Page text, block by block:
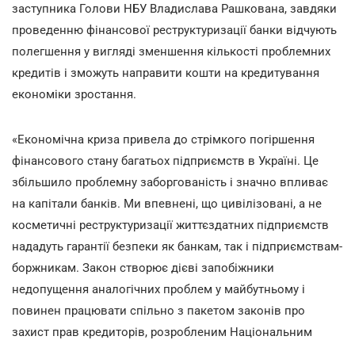
заступника Голови НБУ Владислава Рашкована, завдяки
проведенню фінансової реструктуризації банки відчують
полегшення у вигляді зменшення кількості проблемних
кредитів і зможуть направити кошти на кредитування
економіки зростання.
«Економічна криза привела до стрімкого погіршення
фінансового стану багатьох підприємств в Україні. Це
збільшило проблемну заборгованість і значно впливає
на капітали банків. Ми впевнені, що цивілізовані, а не
косметичні реструктуризації життєздатних підприємств
нададуть гарантії безпеки як банкам, так і підприємствам-
боржникам. Закон створює дієві запобіжники
недопущення аналогічних проблем у майбутньому і
повинен працювати спільно з пакетом законів про
захист прав кредиторів, розробленим Національним